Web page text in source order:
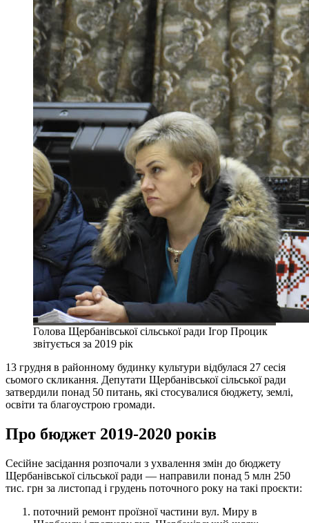
Голова Щербанівської сільської ради Ігор Процик
звітується за 2019 рік
13 грудня в районному будинку культури відбулася 27 сесія
сьомого скликання. Депутати Щербанівської сільської ради
затвердили понад 50 питань, які стосувалися бюджету, землі,
освіти та благоустрою громади.
Про бюджет 2019-2020 років
Сесійне засідання розпочали з ухвалення змін до бюджету
Щербанівської сільської ради — направили понад 5 млн 250
тис. грн за листопад і грудень поточного року на такі проєкти:
поточний ремонт проїзної частини вул. Миру в